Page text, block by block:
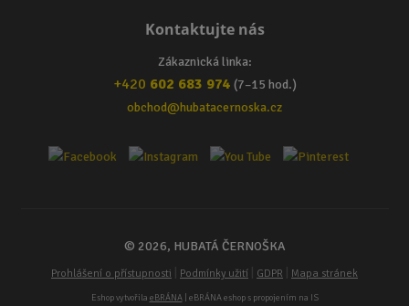
Kontaktujte nás
Zákaznická linka:
+420 602 683 974 (7–15 hod.)
obchod@hubatacernoska.cz
© 2026, HUBATÁ ČERNOŠKA
Prohlášení o přístupnosti Podmínky užití GDPR Mapa stránek
Eshop vytvořila eBRÁNA| eBRÁNA eshop s propojením na IS